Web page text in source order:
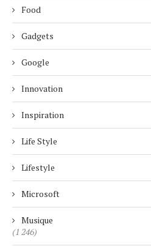
Food
Gadgets
Google
Innovation
Inspiration
Life Style
Lifestyle
Microsoft
Musique
(1 246)